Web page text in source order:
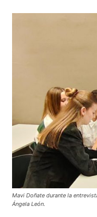
Mavi Doñate durante la
Ángela León.